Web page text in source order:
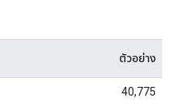
ตัวอย่าง
40,775